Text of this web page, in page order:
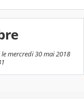
mercredi 30 mai 2018